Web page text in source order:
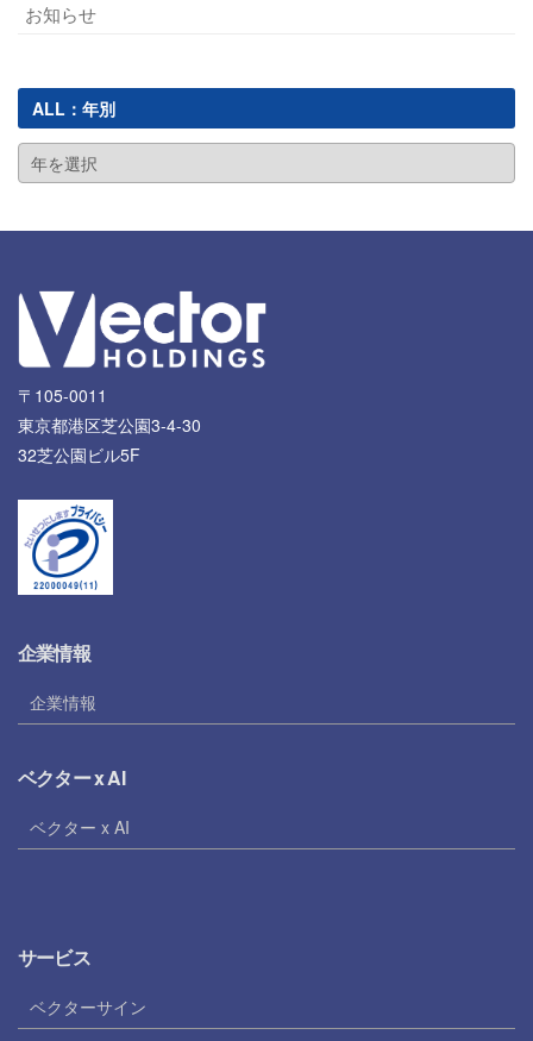
お知らせ
ALL：年別
〒105-0011
東京都港区芝公園3-4-30
32芝公園ビル5F
企業情報
企業情報
ベクター x AI
ベクター x AI
サービス
ベクターサイン